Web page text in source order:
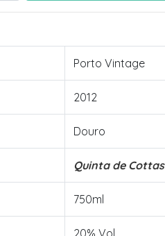
Porto Vintage
2012
Douro
Quinta de Cottas
750ml
20% Vol